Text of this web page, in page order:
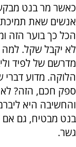
כאשר מר בנט
אנשים שאת
הכל כך בוער הזה
לא יקבל שקל. למה
מדרשם של לפיד
הלוקה. מדוע
ספק חכם, הזה?
והחשיבה היא
בנט מבטיח, גם
גשר.